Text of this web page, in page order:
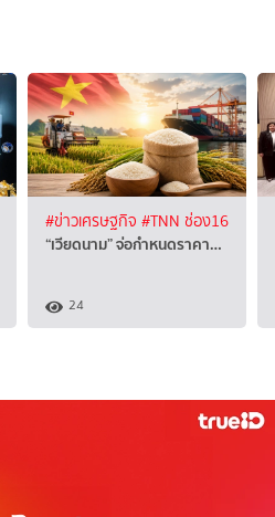
#ข่าวเศรษฐกิจ #TNN ช่อง16
“เวียดนาม” จ่อกำหนดราคา…
24